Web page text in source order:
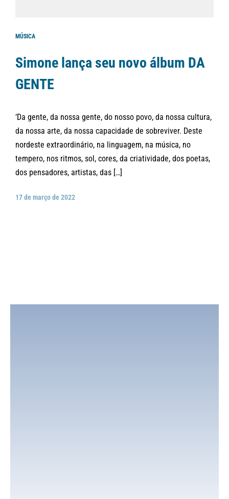
MÚSICA
Simone lança seu novo álbum DA
GENTE
‘Da gente, da nossa gente, do nosso povo, da nossa cultura,
da nossa arte, da nossa capacidade de sobreviver. Deste
nordeste extraordinário, na linguagem, na música, no
tempero, nos ritmos, sol, cores, da criatividade, dos poetas,
dos pensadores, artistas, das […]
17 de março de 2022